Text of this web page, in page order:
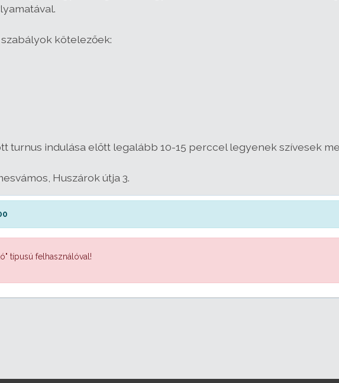
kötelezőek:
turnus indulása előtt legalább 10-15 perccel legyenek szívesek
Huszárok útja 3.
típusú felhasználóval!